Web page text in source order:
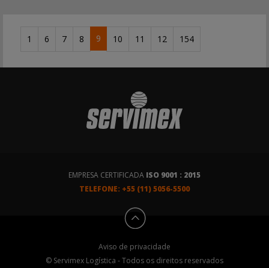
1 6 7 8 9 10 11 12 154
EMPRESA CERTIFICADA ISO 9001 : 2015
TELEFONE: +55 (11) 5056-5500
Aviso de privacidade
© Servimex Logística - Todos os direitos reservados